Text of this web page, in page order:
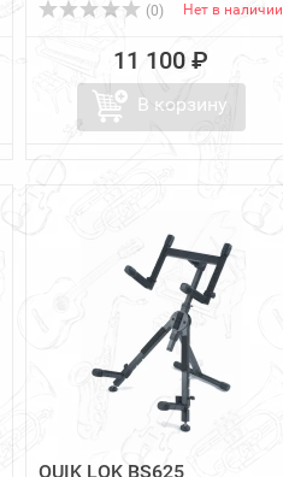
(0) Нет в наличии
11 100 ₽
В корзину
QUIK LOK BS625